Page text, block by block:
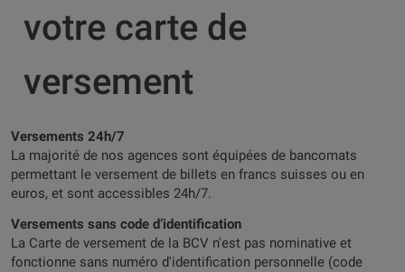
votre carte de
versement
Versements 24h/7
La majorité de nos agences sont équipées de bancomats
permettant le versement de billets en francs suisses ou en
euros, et sont accessibles 24h/7.
Versements sans code d’identification
La Carte de versement de la BCV n'est pas nominative et
fonctionne sans numéro d'identification personnelle (code